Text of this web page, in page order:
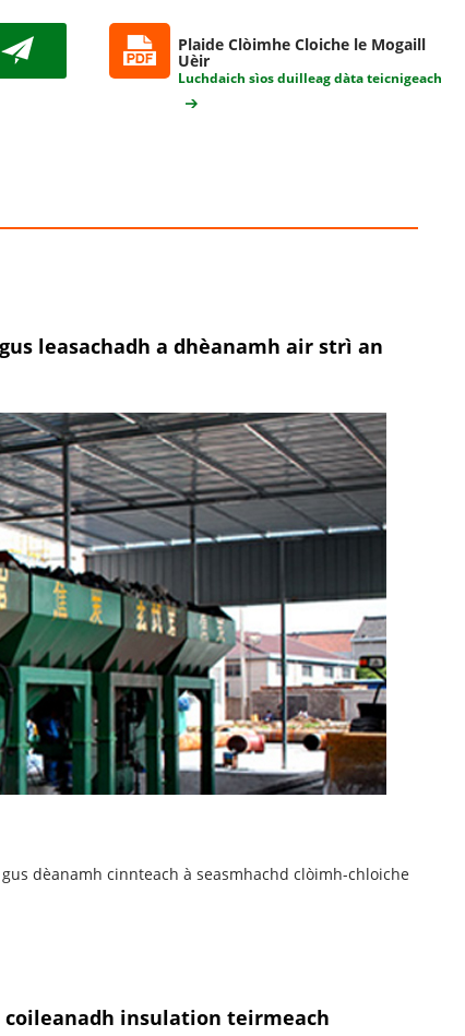
Plaide Clòimhe Cloiche le Mogaill
Uèir
Luchdaich sìos duilleag dàta teicnigeach
leasachadh a dhèanamh air strì an
dèanamh cinnteach à seasmhachd clòimh-chloiche
coileanadh insulation teirmeach